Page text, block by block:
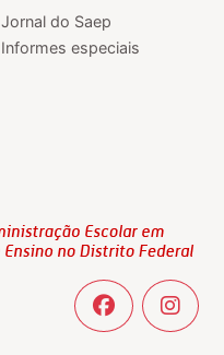
Jornal do Saep
Informes especiais